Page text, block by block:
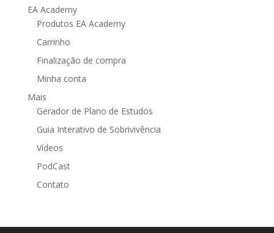
EA Academy
Produtos EA Academy
Carrinho
Finalização de compra
Minha conta
Mais
Gerador de Plano de Estudos
Guia Interativo de Sobrivivência
Vídeos
PodCast
Contato